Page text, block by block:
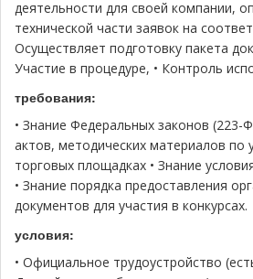
деятельности для своей компании,
технической части заявок на
Осуществляет подготовку пакета
Участие в процедуре, • Контроль
требования:
• Знание Федеральных законов
актов, методических материалов по
торговых площадках • Знание
• Знание порядка предоставления
документов для участия в конкурсах.
условия:
• Официальное трудоустройство